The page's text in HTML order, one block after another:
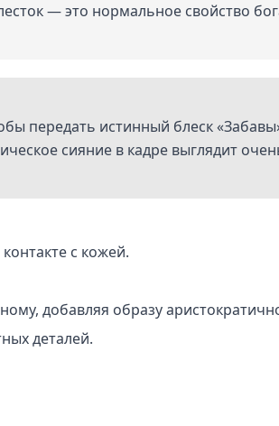
— это нормальное свойство
передать истинный блеск
сияние в кадре выглядит
с кожей.
добавляя образу
деталей.